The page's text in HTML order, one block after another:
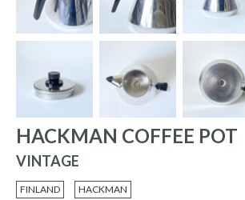
HACKMAN COFFEE POT
VINTAGE
FINLAND HACKMAN